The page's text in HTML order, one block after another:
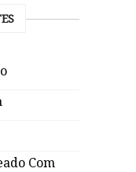
Com